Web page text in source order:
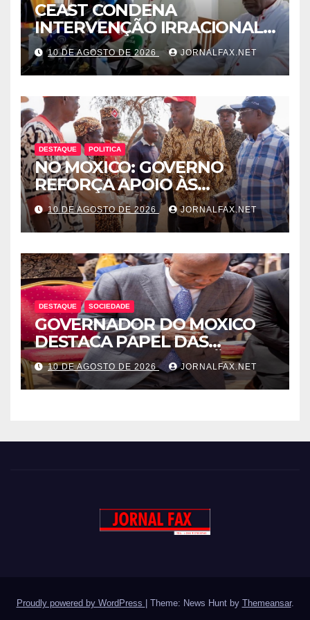
CEAST CONDENA
INTERVENÇÃO IRRACIONAL
DA POLICIAL NA SEDE DA
UNITA E ALERTA PARA
ESCALADA DA
INTOLERÂNCIA POLÍTICA
10 DE AGOSTO DE 2026 JORNALFAX.NET
DESTAQUE POLITICA
NO MOXICO: GOVERNO
REFORÇA APOIO ÀS
COMUNIDADES DO BOMA
COM ENTREGA DE MEIOS E
BENS ESSENCIAIS
10 DE AGOSTO DE 2026 JORNALFAX.NET
DESTAQUE SOCIEDADE
GOVERNADOR DO MOXICO
DESTACA PAPEL DAS
IGREJAS NA PROMOÇÃO DA
PAZ E DO
DESENVOLVIMENTO SOCIAL
10 DE AGOSTO DE 2026 JORNALFAX.NET
Proudly powered by WordPress Theme: News Hunt by Themeansar.